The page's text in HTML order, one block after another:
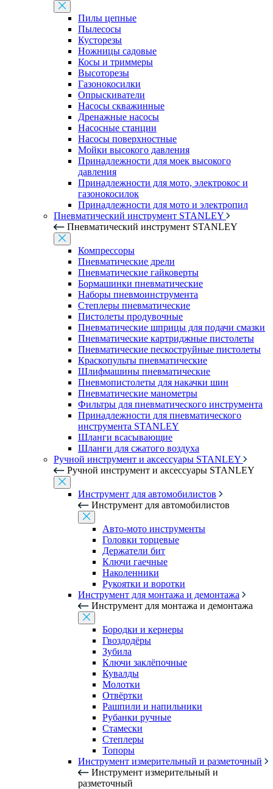
Пилы цепные
Пылесосы
Кусторезы
Ножницы садовые
Косы и триммеры
Высоторезы
Газонокосилки
Опрыскиватели
Насосы скважинные
Дренажные насосы
Насосные станции
Насосы поверхностные
Мойки высокого давления
Принадлежности для моек высокого
давления
Принадлежности для мото, электрокос и
газонокосилок
Принадлежности для мото и электропил
Пневматический инструмент STANLEY
Пневматический инструмент STANLEY
Компрессоры
Пневматические дрели
Пневматические гайковерты
Бормашинки пневматические
Наборы пневмоинструмента
Степлеры пневматические
Пистолеты продувочные
Пневматические шприцы для подачи смазки
Пневматические картриджные пистолеты
Пневматические пескоструйные пистолеты
Краскопульты пневматические
Шлифмашины пневматические
Пневмопистолеты для накачки шин
Пневматические манометры
Фильтры для пневматического инструмента
Принадлежности для пневматического
инструмента STANLEY
Шланги всасывающие
Шланги для сжатого воздуха
Ручной инструмент и аксессуары STANLEY
Ручной инструмент и аксессуары STANLEY
Инструмент для автомобилистов
Инструмент для автомобилистов
Авто-мото инструменты
Головки торцевые
Держатели бит
Ключи гаечные
Наколенники
Рукоятки и воротки
Инструмент для монтажа и демонтажа
Инструмент для монтажа и демонтажа
Бородки и кернеры
Гвоздодёры
Зубила
Ключи заклёпочные
Кувалды
Молотки
Отвёртки
Рашпили и напильники
Рубанки ручные
Стамески
Степлеры
Топоры
Инструмент измерительный и разметочный
Инструмент измерительный и
разметочный